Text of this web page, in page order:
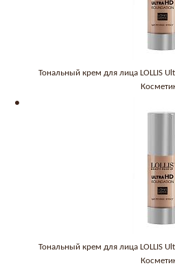
Тональный крем для лица LOLLIS
Тональный крем для лица LOLLIS